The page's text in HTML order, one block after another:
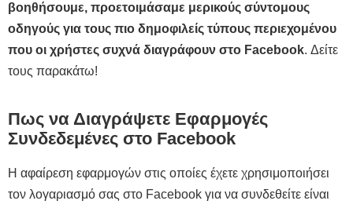
βοηθήσουμε, προετοιμάσαμε μερικούς σύντομους
οδηγούς για τους πιο δημοφιλείς τύπους περιεχομένου
που οι χρήστες συχνά διαγράφουν στο Facebook. Δείτε
τους παρακάτω!
Πως να Διαγράψετε Εφαρμογές
Συνδεδεμένες στο Facebook
Η αφαίρεση εφαρμογών στις οποίες έχετε χρησιμοποιήσει
τον λογαριασμό σας στο Facebook για να συνδεθείτε είναι